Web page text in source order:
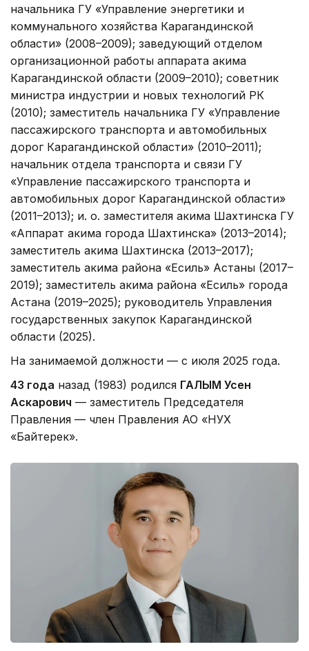
начальника ГУ «Управление энергетики и
коммунального хозяйства Карагандинской
области» (2008–2009); заведующий отделом
организационной работы аппарата акима
Карагандинской области (2009–2010); советник
министра индустрии и новых технологий РК
(2010); заместитель начальника ГУ «Управление
пассажирского транспорта и автомобильных
дорог Карагандинской области» (2010–2011);
начальник отдела транспорта и связи ГУ
«Управление пассажирского транспорта и
автомобильных дорог Карагандинской области»
(2011–2013); и. о. заместителя акима Шахтинска ГУ
«Аппарат акима города Шахтинска» (2013–2014);
заместитель акима Шахтинска (2013–2017);
заместитель акима района «Есиль» Астаны (2017–
2019); заместитель акима района «Есиль» города
Астана (2019–2025); руководитель Управления
государственных закупок Карагандинской
области (2025).
На занимаемой должности — с июля 2025 года.
43 года назад (1983) родился ГАЛЫМ Усен
Аскарович — заместитель Председателя
Правления — член Правления АО «НУХ
«Байтерек».